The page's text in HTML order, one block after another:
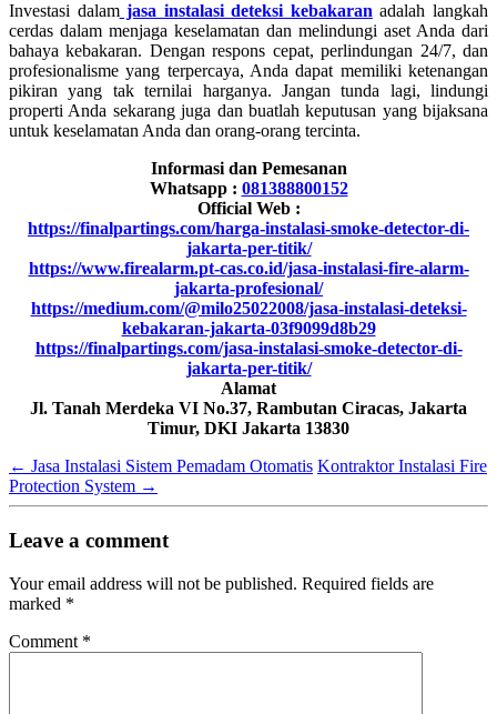
Investasi dalamjasa instalasi deteksi kebakaran adalah langkah
cerdas dalam menjaga keselamatan dan melindungi aset Anda dari
bahaya kebakaran. Dengan respons cepat, perlindungan 24/7, dan
profesionalisme yang terpercaya, Anda dapat memiliki ketenangan
pikiran yang tak ternilai harganya. Jangan tunda lagi, lindungi
properti Anda sekarang juga dan buatlah keputusan yang bijaksana
untuk keselamatan Anda dan orang-orang tercinta.
Informasi dan Pemesanan
Whatsapp : 081388800152
Official Web :
https://finalpartings.com/harga-instalasi-smoke-detector-di-
jakarta-per-titik/
https://www.firealarm.pt-cas.co.id/jasa-instalasi-fire-alarm-
jakarta-profesional/
https://medium.com/@milo25022008/jasa-instalasi-deteksi-
kebakaran-jakarta-03f9099d8b29
https://finalpartings.com/jasa-instalasi-smoke-detector-di-
jakarta-per-titik/
Alamat
Jl. Tanah Merdeka VI No.37, Rambutan Ciracas, Jakarta
Timur, DKI Jakarta 13830
← Jasa Instalasi Sistem Pemadam Otomatis Kontraktor Instalasi Fire
Protection System →
Leave a comment
Your email address will not be published. Required fields are
marked *
Comment *